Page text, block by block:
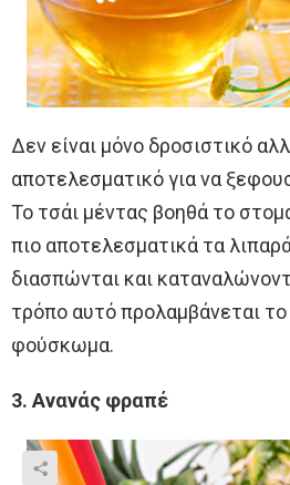
Δεν είναι μόνο δροσιστικό
αποτελεσματικό για να
Το τσάι μέντας βοηθά το
πιο αποτελεσματικά τα
διασπώνται και
τρόπο αυτό προλαμβάνεται
φούσκωμα.
3. Ανανάς φραπέ